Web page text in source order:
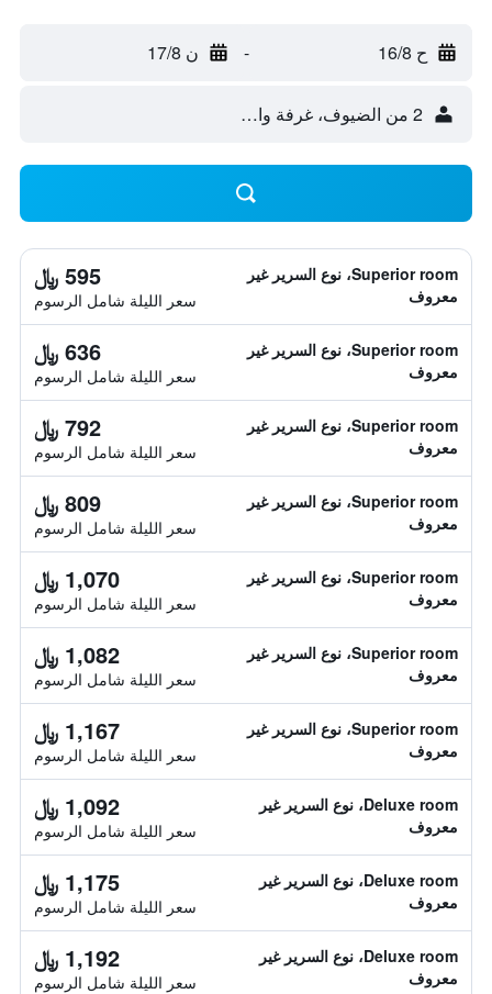
ح 16/8 - ن 17/8
2 من الضيوف، غرفة واحدة
Superior room، نوع السرير غير
معروف
595 ﷼
سعر الليلة شامل الرسوم
Superior room، نوع السرير غير
معروف
636 ﷼
سعر الليلة شامل الرسوم
Superior room، نوع السرير غير
معروف
792 ﷼
سعر الليلة شامل الرسوم
Superior room، نوع السرير غير
معروف
809 ﷼
سعر الليلة شامل الرسوم
Superior room، نوع السرير غير
معروف
1,070 ﷼
سعر الليلة شامل الرسوم
Superior room، نوع السرير غير
معروف
1,082 ﷼
سعر الليلة شامل الرسوم
Superior room، نوع السرير غير
معروف
1,167 ﷼
سعر الليلة شامل الرسوم
Deluxe room، نوع السرير غير
معروف
1,092 ﷼
سعر الليلة شامل الرسوم
Deluxe room، نوع السرير غير
معروف
1,175 ﷼
سعر الليلة شامل الرسوم
Deluxe room، نوع السرير غير
معروف
1,192 ﷼
سعر الليلة شامل الرسوم